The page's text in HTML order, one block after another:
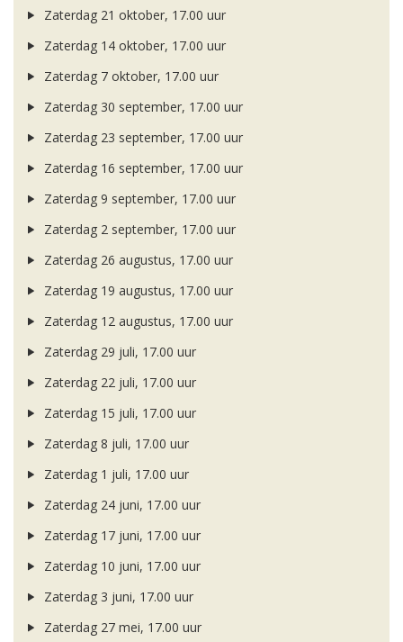
Zaterdag 21 oktober, 17.00 uur
Zaterdag 14 oktober, 17.00 uur
Zaterdag 7 oktober, 17.00 uur
Zaterdag 30 september, 17.00 uur
Zaterdag 23 september, 17.00 uur
Zaterdag 16 september, 17.00 uur
Zaterdag 9 september, 17.00 uur
Zaterdag 2 september, 17.00 uur
Zaterdag 26 augustus, 17.00 uur
Zaterdag 19 augustus, 17.00 uur
Zaterdag 12 augustus, 17.00 uur
Zaterdag 29 juli, 17.00 uur
Zaterdag 22 juli, 17.00 uur
Zaterdag 15 juli, 17.00 uur
Zaterdag 8 juli, 17.00 uur
Zaterdag 1 juli, 17.00 uur
Zaterdag 24 juni, 17.00 uur
Zaterdag 17 juni, 17.00 uur
Zaterdag 10 juni, 17.00 uur
Zaterdag 3 juni, 17.00 uur
Zaterdag 27 mei, 17.00 uur